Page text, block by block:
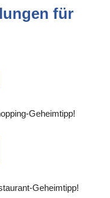
für
Geheimtipp!
Geheimtipp!